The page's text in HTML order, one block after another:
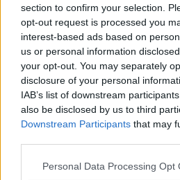
section to confirm your selection.
opt-out request is processed you
interest-based ads based on
us or personal information
your opt-out. You may separately
disclosure of your personal
IAB’s list of downstream
also be disclosed by us to third
Downstream Participants that may
Please note that this website/app
Personal Data Processing Opt
Läs Frias
Syreär Sveriges enda gröna
Agroforestry gerdelvis
jordbruk vilket kan betyda att
matvanor. Nötter, bär, frukt,
och bladgrönsaker som sallat
vilka arter och sorter som är